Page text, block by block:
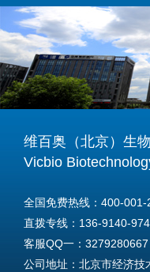
维百奥（北京）生
Vicbio
全国免费热线：400-001-
直拨专线：136-9140-
客服QQ一：
公司地址：北京市经济